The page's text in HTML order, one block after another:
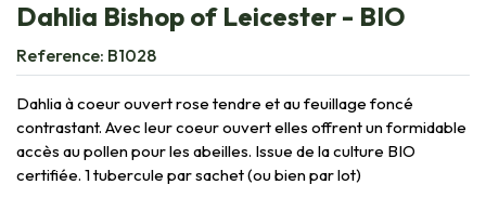
Dahlia Bishop of Leicester - BIO
Reference: B1028
Dahlia à coeur ouvert rose tendre et au feuillage foncé
contrastant. Avec leur coeur ouvert elles offrent un formidable
accès au pollen pour les abeilles. Issue de la culture BIO
certifiée. 1 tubercule par sachet (ou bien par lot)